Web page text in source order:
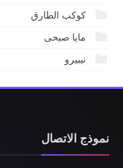
كوكب الطارق
مايا صبحى
نيبيرو
نموذج الاتصال